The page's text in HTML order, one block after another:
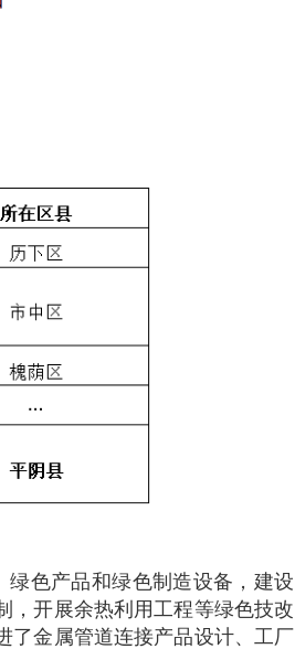
色产品和绿色制造设备，建设
，开展余热利用工程等绿色技改
了金属管道连接产品设计、工厂